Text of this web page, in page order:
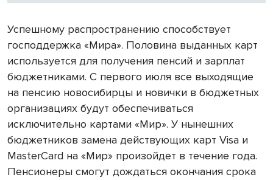
Успешному распространению способствует
господдержка «Мира». Половина выданных карт
используется для получения пенсий и зарплат
бюджетниками. С первого июля все выходящие
на пенсию новосибирцы и новички в бюджетных
организациях будут обеспечиваться
исключительно картами «Мир». У нынешних
бюджетников замена действующих карт Visa и
MasterCard на «Мир» произойдет в течение года.
Пенсионеры смогут дождаться окончания срока